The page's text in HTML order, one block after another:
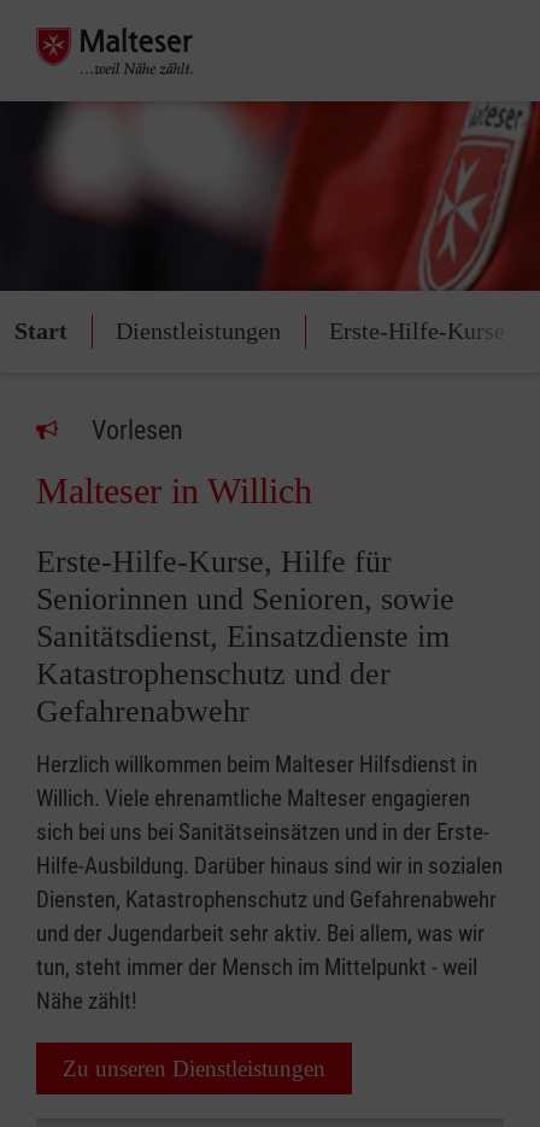
Start Dienstleistungen Erste-Hilfe-Kurse
Vorlesen
Malteser in Willich
Erste-Hilfe-Kurse, Hilfe für
Seniorinnen und Senioren, sowie
Sanitätsdienst, Einsatzdienste im
Katastrophenschutz und der
Gefahrenabwehr
Herzlich willkommen beim Malteser Hilfsdienst in
Willich. Viele ehrenamtliche Malteser engagieren
sich bei uns bei Sanitätseinsätzen und in der Erste-
Hilfe-Ausbildung. Darüber hinaus sind wir in sozialen
Diensten, Katastrophenschutz und Gefahrenabwehr
und der Jugendarbeit sehr aktiv. Bei allem, was wir
tun, steht immer der Mensch im Mittelpunkt - weil
Nähe zählt!
Zu unseren Dienstleistungen